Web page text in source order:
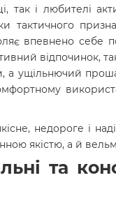
так і любителі
тактичного
впевнено себе
відпочинок,
а ущільнючий
недороге і
якістю, а й
та